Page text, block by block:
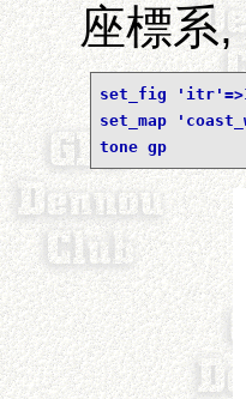
座標系
set_fig
set_map
tone gp